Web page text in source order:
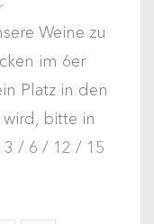
Weine zu
im 6er
Platz in den
bitte in
3 / 6 / 12 / 15